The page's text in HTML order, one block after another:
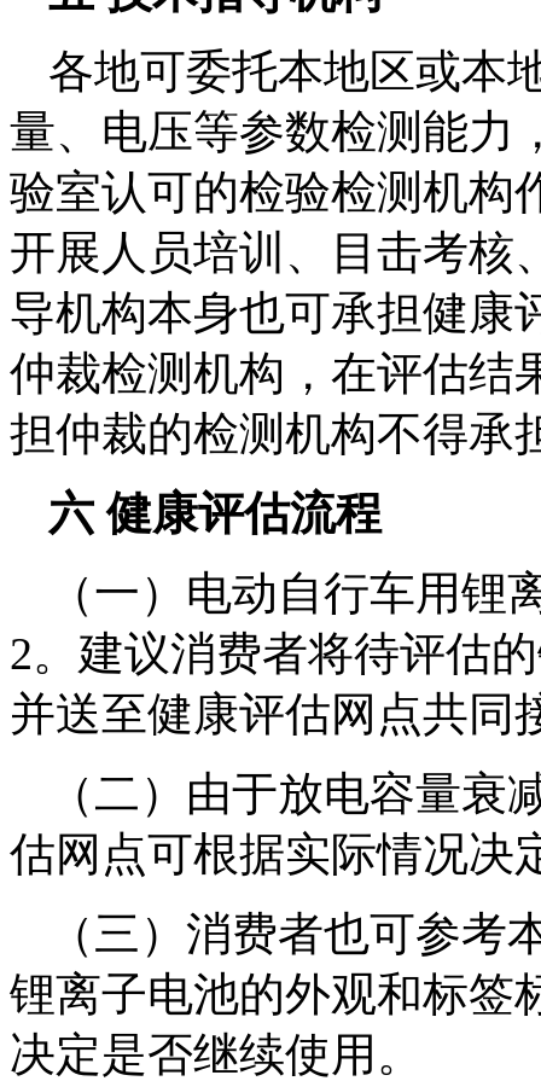
各地可委托本地区或本
量、电压等参数检测能力
验室认可的检验检测机构
开展人员培训、目击考核
导机构本身也可承担健康
仲裁检测机构，在评估结
担仲裁的检测机构不得承
六 健康评估流程
（一）电动自行车用
2。建议消费者将待评估
并送至健康评估网点共同
（二）由于放电容量
估网点可根据实际情况决
（三）消费者也可参
锂离子电池的外观和标签
决定是否继续使用。